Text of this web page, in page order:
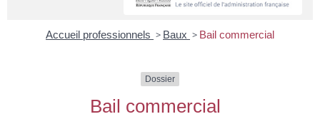
Accueil professionnels > Baux > Bail commercial
Dossier
Bail commercial